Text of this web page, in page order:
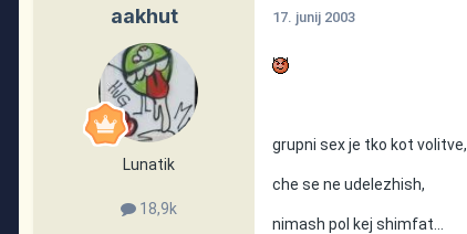
aakhut
Lunatik
18,9k
17. junij 2003
grupni sex je tko kot volitve,
che se ne udelezhish,
nimash pol kej shimfat...